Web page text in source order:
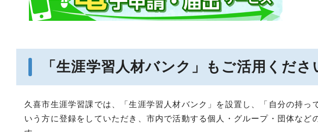
「生涯学習人材バンク」もご活用くださ
久喜市生涯学習課では、「生涯学習人材バンク」を設置し、「自分の持
いう方に登録をしていただき、市内で活動する個人・グループ・団体な